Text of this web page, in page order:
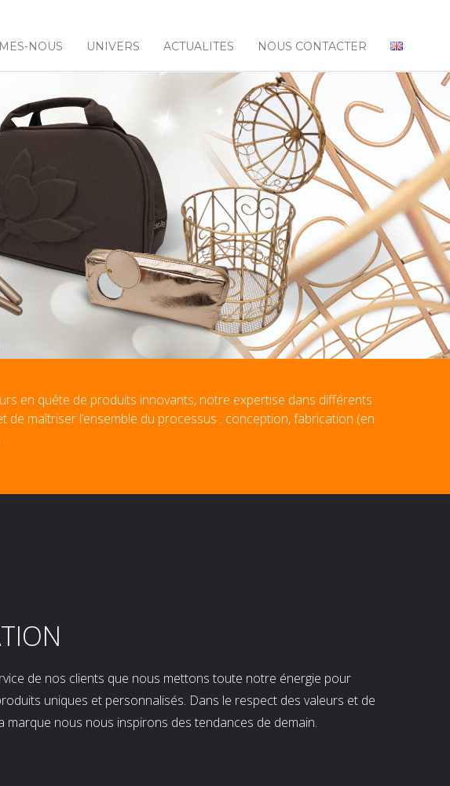
NOUS UNIVERS ACTUALITES NOUS CONTACTER
en quête de produits innovants, notre expertise dans différents
maîtriser l’ensemble du processus : conception, fabrication (en
de nos clients que nous mettons toute notre énergie pour
uniques et personnalisés. Dans le respect des valeurs et de
marque nous nous inspirons des tendances de demain.